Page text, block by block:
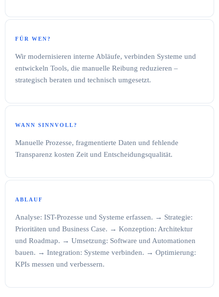
FÜR WEN?
Wir modernisieren interne Abläufe, verbinden Systeme und
entwickeln Tools, die manuelle Reibung reduzieren –
strategisch beraten und technisch umgesetzt.
WANN SINNVOLL?
Manuelle Prozesse, fragmentierte Daten und fehlende
Transparenz kosten Zeit und Entscheidungsqualität.
ABLAUF
Analyse: IST-Prozesse und Systeme erfassen. → Strategie:
Prioritäten und Business Case. → Konzeption: Architektur
und Roadmap. → Umsetzung: Software und Automationen
bauen. → Integration: Systeme verbinden. → Optimierung:
KPIs messen und verbessern.